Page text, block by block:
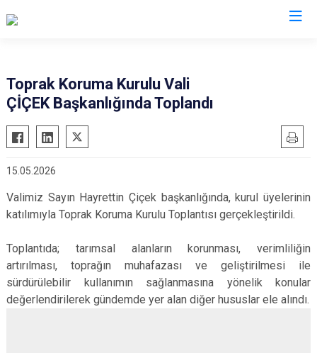
Toprak Koruma Kurulu Vali
ÇİÇEK Başkanlığında Toplandı
15.05.2026
Valimiz Sayın Hayrettin Çiçek başkanlığında, kurul üyelerinin
katılımıyla Toprak Koruma Kurulu Toplantısı gerçekleştirildi.
Toplantıda; tarımsal alanların korunması, verimliliğin
artırılması, toprağın muhafazası ve geliştirilmesi ile
sürdürülebilir kullanımın sağlanmasına yönelik konular
değerlendirilerek gündemde yer alan diğer hususlar ele alındı.